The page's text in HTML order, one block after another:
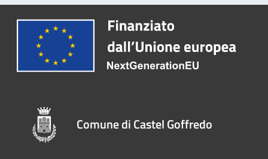
Comune di Castel Goffredo